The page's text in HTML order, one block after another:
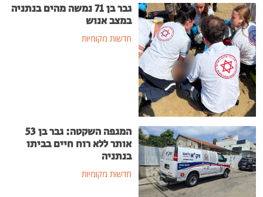
גבר בן 71 נמשה מהים בנתניה
במצב אנוש
חדשות מקומיות
המגפה השקטה: גבר בן 53
אותר ללא רוח חיים בביתו
בנתניה
חדשות מקומיות